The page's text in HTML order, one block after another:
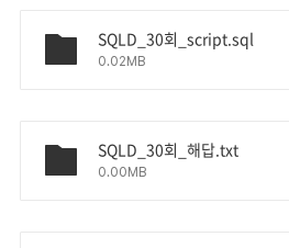
SQLD_30회_script.sql
0.02MB
SQLD_30회_해답.txt
0.00MB